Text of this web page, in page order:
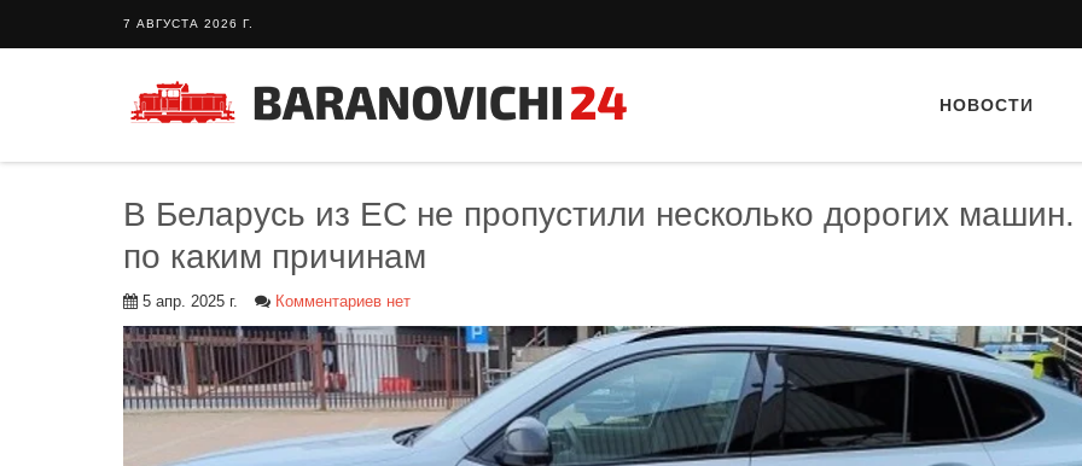
7 АВГУСТА 2026 Г.
НОВОСТИ
В Беларусь из ЕС не пропустили несколько дорогих
по каким причинам
5 апр. 2025 г. Комментариев нет
Тайный гость: Кафе "Grand Buffet" Тайный гость: ресторан